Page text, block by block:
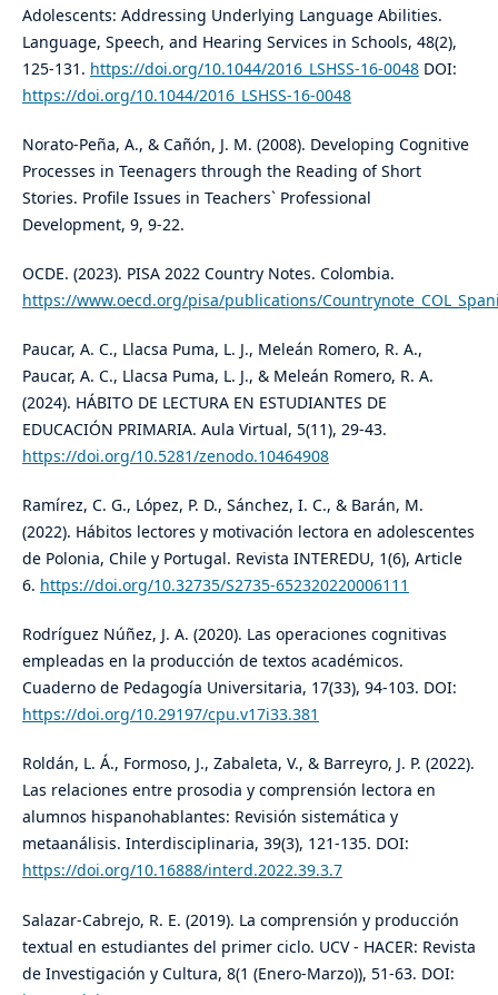
Adolescents: Addressing Underlying Language Abilities.
Language, Speech, and Hearing Services in Schools, 48(2),
125-131. https://doi.org/10.1044/2016_LSHSS-16-0048DOI:
https://doi.org/10.1044/2016_LSHSS-16-0048
Norato-Peña, A., & Cañón, J. M. (2008). Developing Cognitive
Processes in Teenagers through the Reading of Short
Stories. Profile Issues in Teachers` Professional
Development, 9, 9-22.
OCDE. (2023). PISA 2022 Country Notes. Colombia.
https://www.oecd.org/pisa/publications/
Paucar, A. C., Llacsa Puma, L. J., Meleán Romero, R. A.,
Paucar, A. C., Llacsa Puma, L. J., & Meleán Romero, R. A.
(2024). HÁBITO DE LECTURA EN ESTUDIANTES DE
EDUCACIÓN PRIMARIA. Aula Virtual, 5(11), 29-43.
https://doi.org/10.5281/zenodo.10464908
Ramírez, C. G., López, P. D., Sánchez, I. C., & Barán, M.
(2022). Hábitos lectores y motivación lectora en adolescentes
de Polonia, Chile y Portugal. Revista INTEREDU, 1(6), Article
6. https://doi.org/10.32735/S2735-652320220006111
Rodríguez Núñez, J. A. (2020). Las operaciones cognitivas
empleadas en la producción de textos académicos.
Cuaderno de Pedagogía Universitaria, 17(33), 94-103. DOI:
https://doi.org/10.29197/cpu.v17i33.381
Roldán, L. Á., Formoso, J., Zabaleta, V., & Barreyro, J. P. (2022).
Las relaciones entre prosodia y comprensión lectora en
alumnos hispanohablantes: Revisión sistemática y
metaanálisis. Interdisciplinaria, 39(3), 121-135. DOI:
https://doi.org/10.16888/interd.2022.39.3.7
Salazar-Cabrejo, R. E. (2019). La comprensión y producción
textual en estudiantes del primer ciclo. UCV - HACER: Revista
de Investigación y Cultura, 8(1 (Enero-Marzo)), 51-63. DOI: